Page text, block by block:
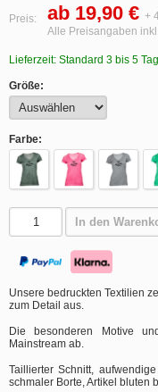
Preis: ab 19,90 € +
Alle Preisangaben
Lieferzeit: Standard 3 bis 5
Größe:
Farbe:
In den
Unsere bedruckten Textilien
zum Detail aus.
Die besonderen Motive
Mainstream ab.
Taillierter Schnitt,
schmaler Borte, Artikel bluten